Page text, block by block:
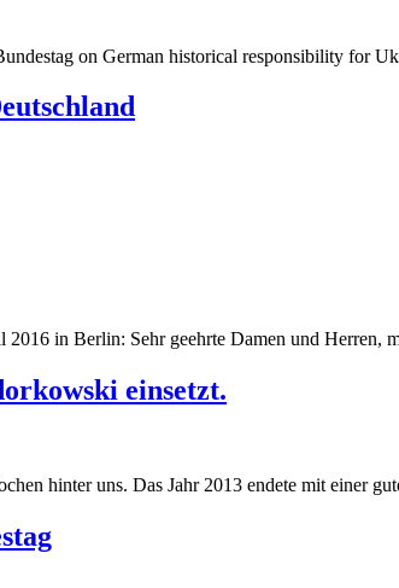
on German historical responsibility for
in Berlin: Sehr geehrte Damen und Herren,
einsetzt.
hinter uns. Das Jahr 2013 endete mit einer